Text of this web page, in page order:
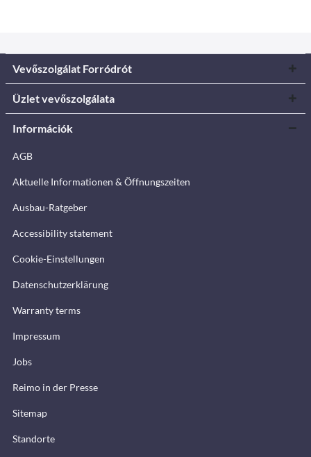
Vevőszolgálat Forródrót
Üzlet vevőszolgálata
Információk
AGB
Aktuelle Informationen & Öffnungszeiten
Ausbau-Ratgeber
Accessibility statement
Cookie-Einstellungen
Datenschutzerklärung
Warranty terms
Impressum
Jobs
Reimo in der Presse
Sitemap
Standorte